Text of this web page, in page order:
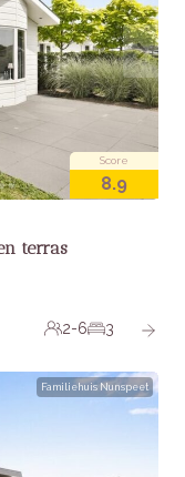
Score
8.9
terras
2-6 3
Familiehuis Nunspeet